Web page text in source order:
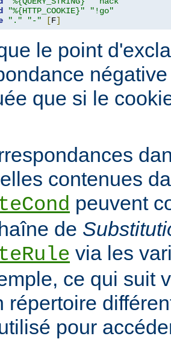
"%{HTTP_COOKIE}"
"!go"
"." "-" [F]
le point
que si le
contenues
peuvent
de
via les
ce qui suit
répertoire
pour